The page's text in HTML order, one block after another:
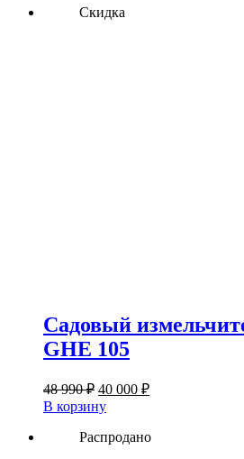
Скидка
Садовый
GHE 105
48 990₽ Первоначальная
цена
составляла
48
40 000 ₽Текущая
000 ₽.
В корзину
Распродано